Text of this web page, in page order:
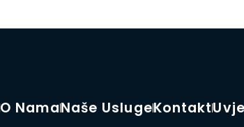
O NamaNaše UslugeKontakt